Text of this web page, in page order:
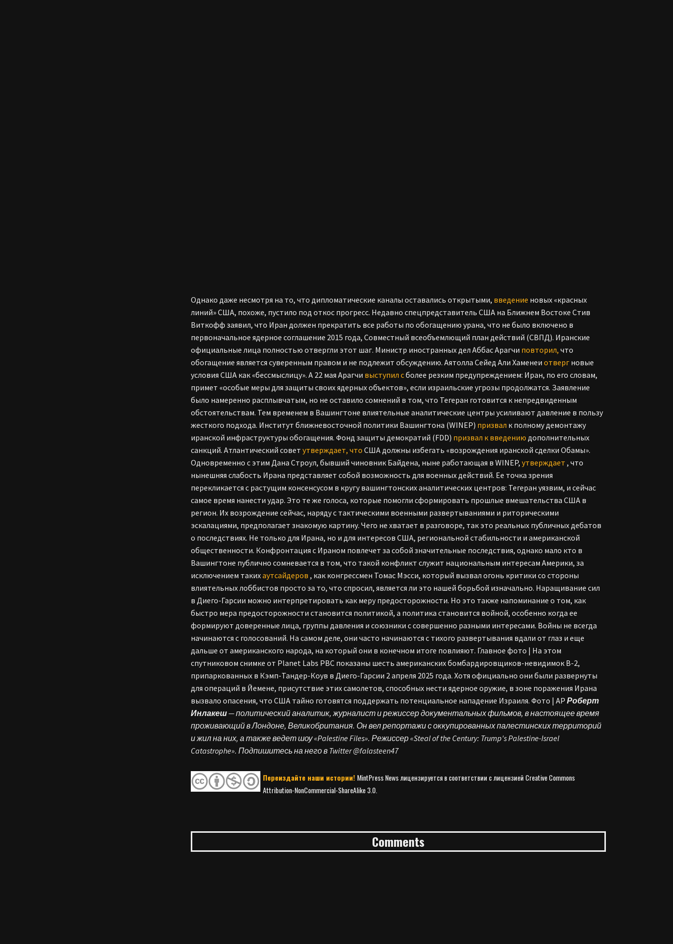
Однако даже несмотря на то, что дипломатические каналы оставались открытыми, введение новых «красных
линий» США, похоже, пустило под откос прогресс. Недавно спецпредставитель США на Ближнем Востоке Стив
Виткофф заявил, что Иран должен прекратить все работы по обогащению урана, что не было включено в
первоначальное ядерное соглашение 2015 года, Совместный всеобъемлющий план действий (СВПД). Иранские
официальные лица полностью отвергли этот шаг. Министр иностранных дел Аббас Арагчи повторил, что
обогащение является суверенным правом и не подлежит обсуждению. Аятолла Сейед Али Хаменеиотверг новые
условия США как «бессмыслицу». А 22 мая Арагчи выступил сболее резким предупреждением: Иран, по его словам,
примет «особые меры для защиты своих ядерных объектов», если израильские угрозы продолжатся. Заявление
было намеренно расплывчатым, но не оставило сомнений в том, что Тегеран готовится к непредвиденным
обстоятельствам. Тем временем в Вашингтоне влиятельные аналитические центры усиливают давление в пользу
жесткого подхода. Институт ближневосточной политики Вашингтона (WINEP) призвал к полному демонтажу
иранской инфраструктуры обогащения. Фонд защиты демократий (FDD) призвал к введению дополнительных
санкций. Атлантический советутверждает, что США должны избегать «возрождения иранской сделки Обамы».
Одновременно с этим Дана Строул, бывший чиновник Байдена, ныне работающая в WINEP,утверждает , что
нынешняя слабость Ирана представляет собой возможность для военных действий. Ее точка зрения
перекликается с растущим консенсусом в кругу вашингтонских аналитических центров: Тегеран уязвим, и сейчас
самое время нанести удар. Это те же голоса, которые помогли сформировать прошлые вмешательства США в
регион. Их возрождение сейчас, наряду с тактическими военными развертываниями и риторическими
эскалациями, предполагает знакомую картину. Чего не хватает в разговоре, так это реальных публичных дебатов
о последствиях. Не только для Ирана, но и для интересов США, региональной стабильности и американской
общественности. Конфронтация с Ираном повлечет за собой значительные последствия, однако мало кто в
Вашингтоне публично сомневается в том, что такой конфликт служит национальным интересам Америки, за
исключением такихаутсайдеров , как конгрессмен Томас Мэсси, который вызвал огонь критики со стороны
влиятельных лоббистов просто за то, что спросил, является ли это нашей борьбой изначально. Наращивание сил
в Диего-Гарсии можно интерпретировать как меру предосторожности. Но это также напоминание о том, как
быстро мера предосторожности становится политикой, а политика становится войной, особенно когда ее
формируют доверенные лица, группы давления и союзники с совершенно разными интересами. Войны не всегда
начинаются с голосований. На самом деле, они часто начинаются с тихого развертывания вдали от глаз и еще
дальше от американского народа, на который они в конечном итоге повлияют. Главное фото | На этом
спутниковом снимке от Planet Labs PBC показаны шесть американских бомбардировщиков-невидимок B-2,
припаркованных в Кэмп-Тандер-Коув в Диего-Гарсии 2 апреля 2025 года. Хотя официально они были развернуты
для операций в Йемене, присутствие этих самолетов, способных нести ядерное оружие, в зоне поражения Ирана
вызвало опасения, что США тайно готовятся поддержать потенциальное нападение Израиля. Фото | APРоберт
Инлакеш— политический аналитик, журналист и режиссер документальных фильмов, в настоящее время
проживающий в Лондоне, Великобритания. Он вел репортажи с оккупированных палестинских территорий
и жил на них, а также ведет шоу «Palestine Files». Режиссер «Steal of the Century: Trump's Palestine-Israel
Catastrophe». Подпишитесь на него в Twitter @falasteen47
Переиздайте наши истории! MintPress News лицензируется в соответствии с лицензией Creative Commons
Attribution-NonCommercial-ShareAlike 3.0.
Comments